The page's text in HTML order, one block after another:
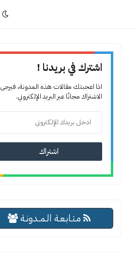
اشترك في بريدنا !
اذا اعجبتك مقالات هذه المدونة، فيرجى
الاشتراك مجانًا عبر البريد الإلكتروني.
مـتـابـعـة الـمــدونـة